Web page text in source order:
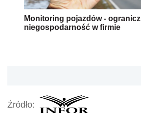
Monitoring pojazdów - ogranicz
niegospodarność w firmie
Źródło: